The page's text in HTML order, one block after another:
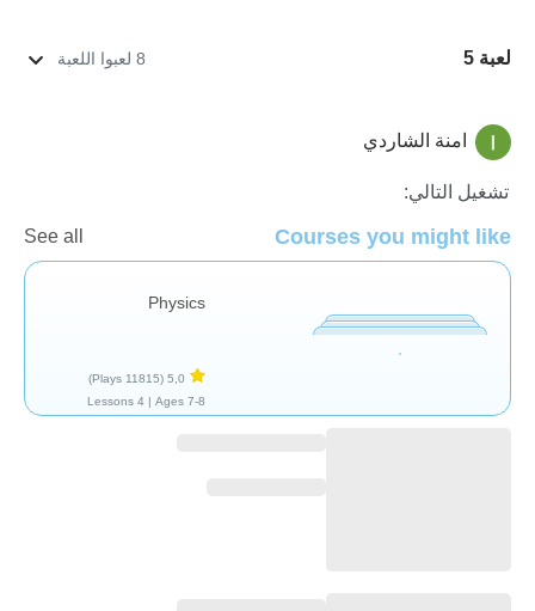
لعبة 5 8 لعبوا اللعبة
العلوم الفيزيائية
امنة الشاردي
تشغيل التالي:
Courses you might like
See all
Physics
5,0
(11815 Plays)
Ages 7-8 |
4 Lessons